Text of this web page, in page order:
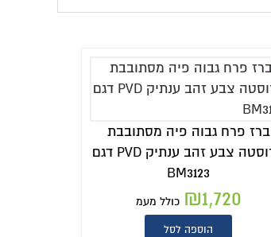
ברז פרח גבוה פיה מסתובבת
נירוסטה צבע זהב ענתיק PVD דגם
BM3123
₪1,720 כולל מעמ
הוספה לסל